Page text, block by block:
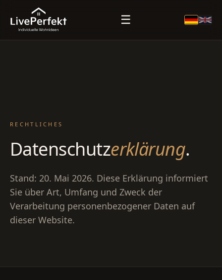
☰
RECHTLICHES
Datenschutzerklärung.
Stand: 20. Mai 2026. Diese Erklärung informiert
Sie über Art, Umfang und Zweck der
Verarbeitung personenbezogener Daten auf
dieser Website.